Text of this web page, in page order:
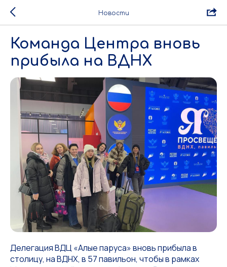
Новости
Команда Центра вновь
прибыла на ВДНХ
Делегация ВДЦ «Алые паруса» вновь прибыла в
столицу, на ВДНХ, в 57 павильон, чтобы в рамках